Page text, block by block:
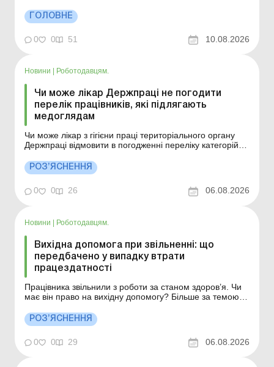
єдинників Важливе у серпні для роботодавців
Квартальний звітний період для ФОП та інші зміни в
адмініструванні ПДВ – проєкт наказу Мін...
ГОЛОВНЕ
0 0 51 10.08.2026
Новини Роботодавцям.
Чи може лікар Держпраці не погодити
перелік працівників, які підлягають
медоглядам
Чи може лікар з гігієни праці територіального органу
Держпраці відмовити в погодженні переліку категорій
оглядам? Більше за темою: Чи проходити медогляд
суміснику, який виконує роботи з підвищеною
небезпекою? Проходження працівником медогляду...
РОЗ’ЯСНЕННЯ
0 0 26 06.08.2026
Новини | Роботодавцям.
Вихідна допомога при звільненні: що
передбачено у випадку втрати
працездатності
Працівника звільнили з роботи за станом здоров’я. Чи
має він право на вихідну допомогу? Більше за темою:
оподаткування Вихідна допомога – це державна
гарантія, яка полягає в грошовій виплаті працівнику у
РОЗ’ЯСНЕННЯ
0 0 29 06.08.2026